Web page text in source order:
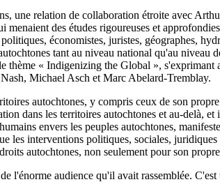
une relation de collaboration étroite avec
des études rigoureuses et
économistes, juristes, géographes,
tant au niveau national qu'au
« Indigenizing the Global », s'exprimant
Michael Asch et Marc Abelard-Tremblay.
autochtones, y compris ceux de son
dans les territoires autochtones et au-delà,
envers les peuples autochtones,
les interventions politiques, sociales,
autochtones, non seulement pour son
l'énorme audience qu'il avait rassemblée.